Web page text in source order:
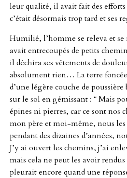
leur qualité, il avait fait des
c’était désormais trop tard et ses
Humilié, l’homme se releva et
avait entrecoupés de petits
il déchira ses vêtements de
absolument rien… La terre
d’une légère couche de
sur le sol en gémissant : “ Mais
épines ni pierres, car ce sont nos
mon père et moi-même, nous les
pendant des dizaines d’années,
J’y ai ouvert les chemins, j’ai
mais cela ne peut les avoir
pleurait encore quand une